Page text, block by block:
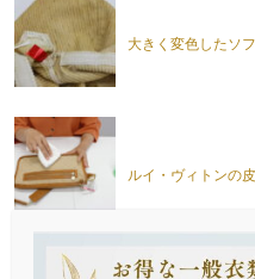
大きく変色したソ
ルイ・ヴィトンの